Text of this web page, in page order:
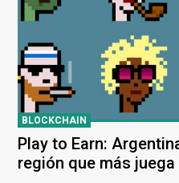
BLOCKCHAIN
Play to Earn:
región que más